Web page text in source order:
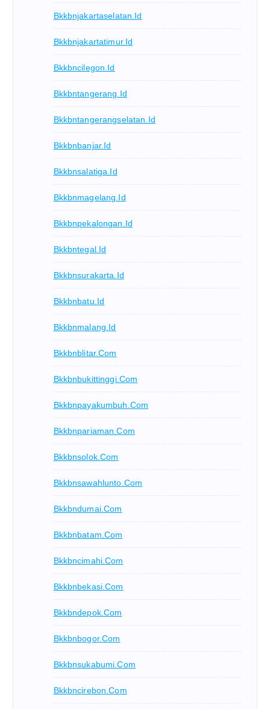
Bkkbnjakartaselatan.id
Bkkbnjakartatimur.id
Bkkbncilegon.id
Bkkbntangerang.id
Bkkbntangerangselatan.id
Bkkbnbanjar.id
Bkkbnsalatiga.id
Bkkbnmagelang.id
Bkkbnpekalongan.id
Bkkbntegal.id
Bkkbnsurakarta.id
Bkkbnbatu.id
Bkkbnmalang.id
Bkkbnblitar.com
Bkkbnbukittinggi.com
Bkkbnpayakumbuh.com
Bkkbnpariaman.com
Bkkbnsolok.com
Bkkbnsawahlunto.com
Bkkbndumai.com
Bkkbnbatam.com
Bkkbncimahi.com
Bkkbnbekasi.com
Bkkbndepok.com
Bkkbnbogor.com
Bkkbnsukabumi.com
Bkkbncirebon.com